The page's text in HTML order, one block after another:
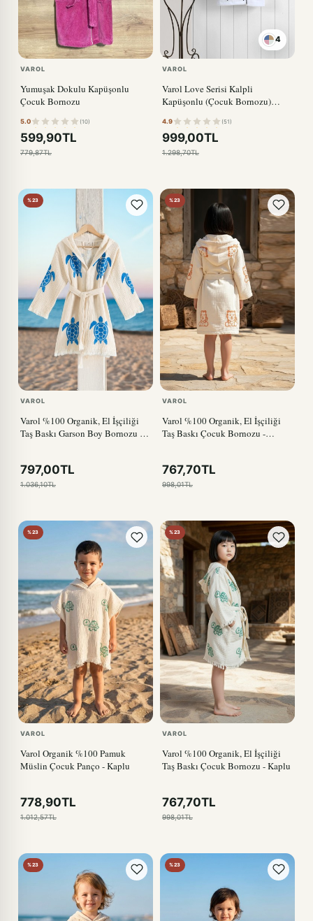
VAROL
Yumuşak Dokulu Kapüşonlu
Çocuk Bornozu
5.0 (10)
599,90TL
779,87TL
4
VAROL
Varol Love Serisi Kalpli
Kapüşonlu (Çocuk Bornozu)
4.9 (51)
999,00TL
1.298,70TL
%23
VAROL
Varol %100 Organik, El İşçiliği
Taş Baskı Garson Boy Bornozu -
797,00TL
1.036,10TL
%23
VAROL
Varol %100 Organik, El İşçiliği
Taş Baskı Çocuk Bornozu -
767,70TL
998,01TL
%23
VAROL
Varol Organik %100 Pamuk
Müslin Çocuk Panço - Kaplu
778,90TL
1.012,57TL
%23
VAROL
Varol %100 Organik, El İşçiliği
Taş Baskı Çocuk Bornozu - Kaplu
767,70TL
998,01TL
%23 %23